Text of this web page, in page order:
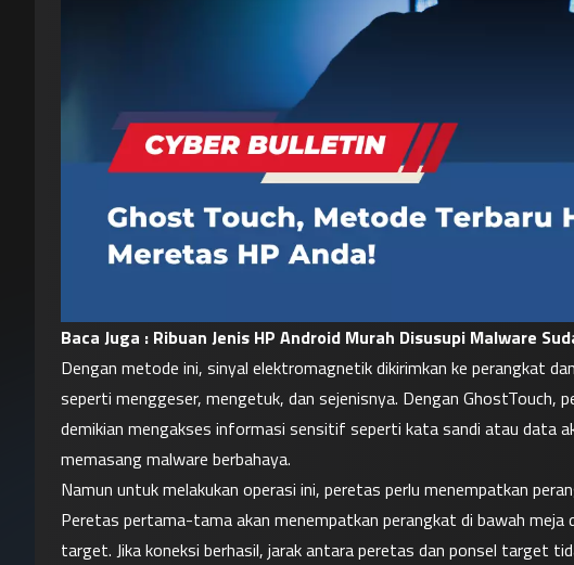
Baca Juga : Ribuan Jenis HP Android Murah Disusupi Malware
Dengan metode ini, sinyal elektromagnetik dikirimkan ke perangkat
seperti menggeser, mengetuk, dan sejenisnya. Dengan GhostTouch,
demikian mengakses informasi sensitif seperti kata sandi atau data
memasang malware berbahaya.
Namun untuk melakukan operasi ini, peretas perlu menempatkan
Peretas pertama-tama akan menempatkan perangkat di bawah meja
target. Jika koneksi berhasil, jarak antara peretas dan ponsel target